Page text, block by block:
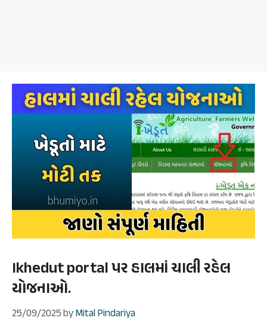
Ikhedut portal પર હાલમાં ચાલી રહેલ
યોજનાઓ.
25/09/2025byMital Pindariya